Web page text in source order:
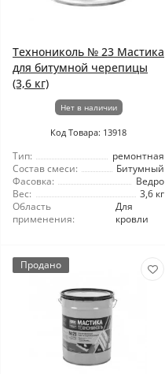
Технониколь № 23 Мастика
для битумной черепицы
(3,6 кг)
Нет в наличии
Код Товара: 13918
Тип:
ремонтная
Состав смеси:
Битумный
Фасовка:
Ведро
Вес:
3,6 кг
Область
применения:
Для
кровли
Продано